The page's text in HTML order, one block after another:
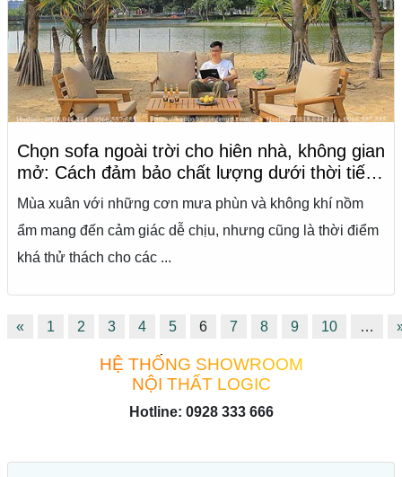
Chọn sofa ngoài trời cho hiên nhà, không gian
mở: Cách đảm bảo chất lượng dưới thời tiết
nồm ẩm và mưa phùn
Mùa xuân với những cơn mưa phùn và không khí nồm
ẩm mang đến cảm giác dễ chịu, nhưng cũng là thời điểm
khá thử thách cho các ...
« 1 2 3 4 5 6 7 8 9 10 …
HỆ THỐNG SHOWROOM
NỘI THẤT LOGIC
Hotline: 0928 333 666